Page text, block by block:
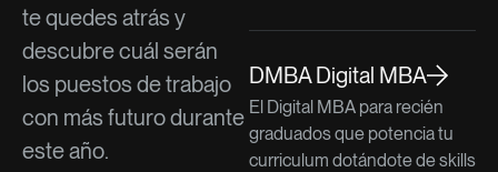
te quedes atrás y
descubre cuál serán
los puestos de trabajo
con más futuro durante
este año.
DMBA Digital MBA
El Digital MBA para recién
graduados que potencia tu
curriculum dotándote de skills